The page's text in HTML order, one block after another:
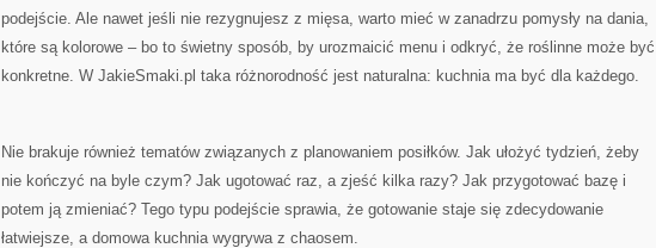
podejście. Ale nawet jeśli nie rezygnujesz z mięsa, warto mieć w zanadrzu pomysły na dania,
które są kolorowe – bo to świetny sposób, by urozmaicić menu i odkryć, że roślinne może być
konkretne. W JakieSmaki.pl taka różnorodność jest naturalna: kuchnia ma być dla każdego.
Nie brakuje również tematów związanych z planowaniem posiłków. Jak ułożyć tydzień, żeby
nie kończyć na byle czym? Jak ugotować raz, a zjeść kilka razy? Jak przygotować bazę i
potem ją zmieniać? Tego typu podejście sprawia, że gotowanie staje się zdecydowanie
łatwiejsze, a domowa kuchnia wygrywa z chaosem.